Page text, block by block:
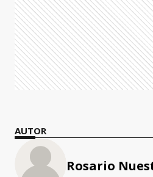
AUTOR
Rosario